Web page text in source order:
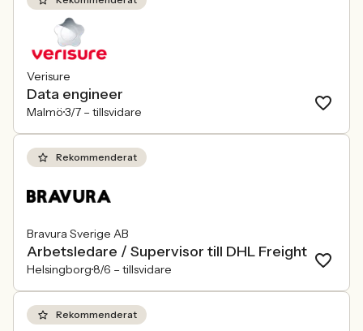
Verisure
Data engineer
Malmö3/7 – tillsvidare
Rekommenderat
Bravura Sverige AB
Arbetsledare / Supervisor till DHL Freight
Helsingborg8/6 – tillsvidare
Rekommenderat